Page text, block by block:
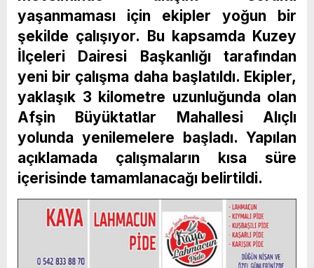
yaşanmaması için ekipler yoğun bir
şekilde çalışıyor. Bu kapsamda Kuzey
İlçeleri Dairesi Başkanlığı tarafından
yeni bir çalışma daha başlatıldı. Ekipler,
yaklaşık 3 kilometre uzunluğunda olan
Afşin Büyüktatlar Mahallesi Alıçlı
yolunda yenilemelere başladı. Yapılan
açıklamada çalışmaların kısa süre
içerisinde tamamlanacağı belirtildi.